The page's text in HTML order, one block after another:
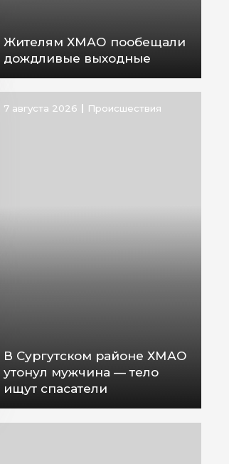
Жителям ХМАО пообещали
дождливые выходные
7 августа 2026 Происшествия
В Сургутском районе ХМАО
утонул мужчина — тело
ищут спасатели